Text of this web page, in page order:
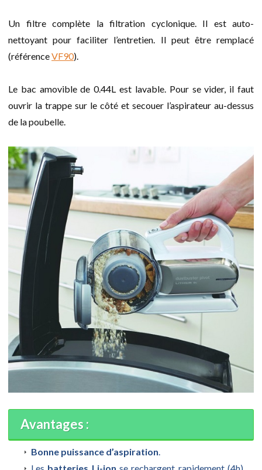
Un filtre complète la filtration cyclonique. Il est auto-
nettoyant pour faciliter l’entretien. Il peut être remplacé
(référenceVF90).
Le bac amovible de 0.44L est lavable. Pour se vider, il faut
ouvrir la trappe sur le côté et secouer l’aspirateur au-dessus
de la poubelle.
Avantages :
Bonne puissance d’aspiration
Les batteries Li-ion se rechargent rapidement (4h).